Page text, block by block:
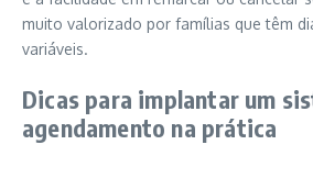
muito valorizado por famílias que têm
variáveis.
Dicas para implantar um
agendamento na prática